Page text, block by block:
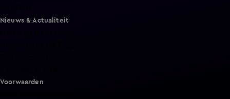
Nieuws & Actualiteit
Voorwaarden